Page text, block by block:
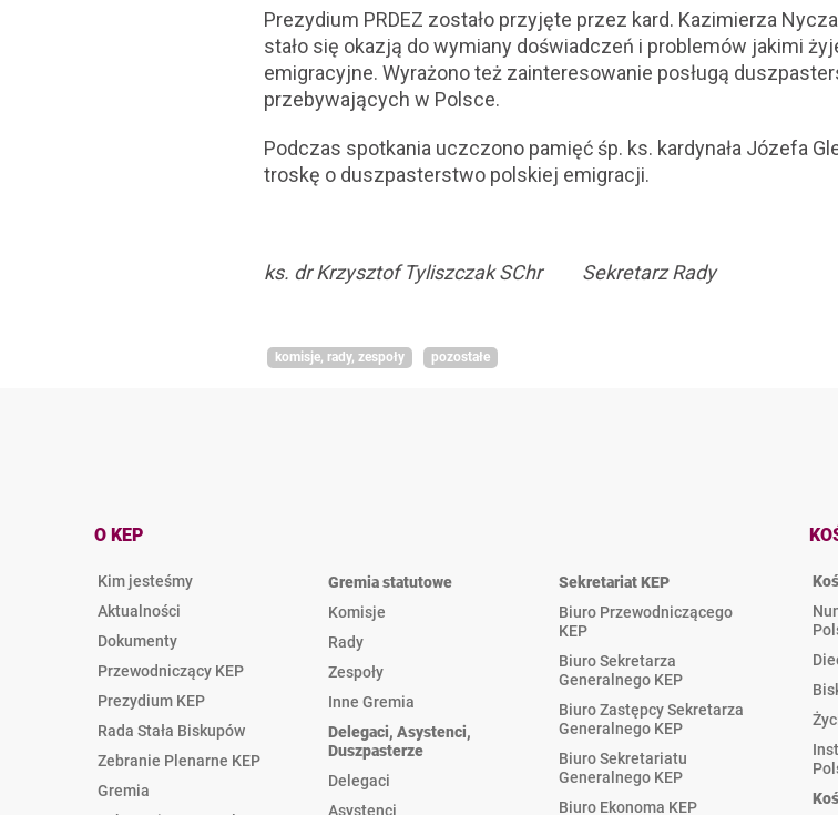
Prezydium PRDEZ zostało przyjęte przez kard. Kazimierza
stało się okazją do wymiany doświadczeń i problemów jakimi
emigracyjne. Wyrażono też zainteresowanie posługą
przebywających w Polsce.
Podczas spotkania uczczono pamięć śp. ks. kardynała Józefa
troskę o duszpasterstwo polskiej emigracji.
ks. dr Krzysztof Tyliszczak SChr Sekretarz Rady
komisje, rady, zespoły pozostałe
O KEP
Kim jesteśmy
Aktualności
Dokumenty
Przewodniczący KEP
Prezydium KEP
Rada Stała Biskupów
Zebranie Plenarne KEP
Gremia
Gremia statutowe
Komisje
Rady
Zespoły
Inne Gremia
Delegaci, Asystenci,
Duszpasterze
Delegaci
Asystenci
Sekretariat KEP
Biuro Przewodniczącego
KEP
Biuro Sekretarza
Generalnego KEP
Biuro Zastępcy Sekretarza
Generalnego KEP
Biuro Sekretariatu
Generalnego KEP
Biuro Ekonoma KEP